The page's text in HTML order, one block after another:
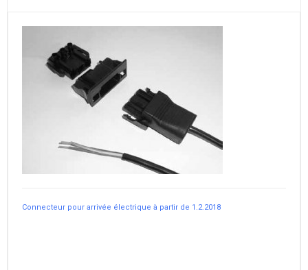
Connecteur pour arrivée électrique à partir de 1.2.2018